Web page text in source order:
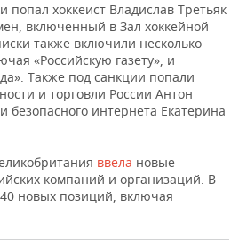
попал хоккеист Владислав Третьяк
включенный в Зал хоккейной
также включили несколько
«Российскую газету», и
Также под санкции попали
и торговли России Антон
безопасного интернета Екатерина
ввела новые
компаний и организаций. В
новых позиций, включая